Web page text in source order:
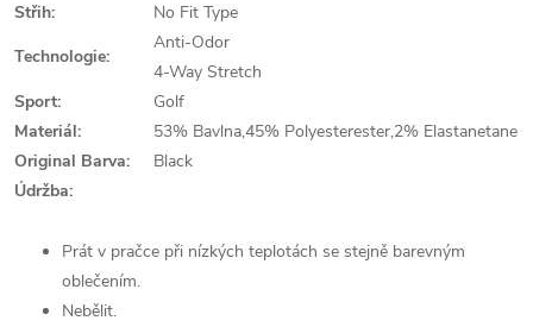
Střih:
No Fit Type
Technologie:
Anti-Odor
4-Way Stretch
Sport:
Golf
Materiál:
53% Bavlna,45% Polyesterester,2% Elastanetane
Original Barva:
Black
Údržba:
Prát v pračce při nízkých teplotách se stejně barevným
oblečením.
Nebělit.